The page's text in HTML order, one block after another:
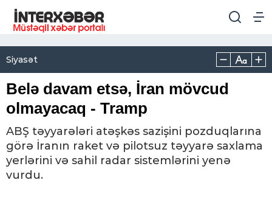
Siyasət
Belə davam etsə, İran mövcud
olmayacaq - Tramp
ABŞ təyyarələri atəşkəs sazişini pozduqlarına
görə İranın raket və pilotsuz təyyarə saxlama
yerlərini və sahil radar sistemlərini yenə
vurdu.